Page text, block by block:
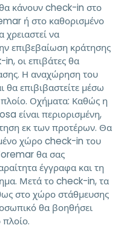
θα κάνουν check-in στο
ή στο καθορισμένο
να
επιβεβαίωση κράτησης
οι επιβάτες θα
Η αναχώρηση του
θα επιβιβαστείτε μέσω
Οχήματα: Καθώς η
είναι περιορισμένη,
εκ των προτέρων. Θα
χώρο check-in του
θα σας
έγγραφα και τη
Μετά το check-in, τα
στο χώρο στάθμευσης
θα βοηθήσει